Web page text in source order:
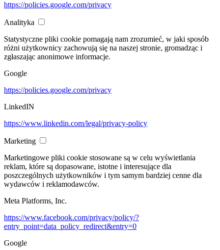
https://policies.google.com/privacy
Analityka
Statystyczne pliki cookie pomagają nam zrozumieć, w jaki sposób
różni użytkownicy zachowują się na naszej stronie, gromadząc i
zgłaszając anonimowe informacje.
Google
https://policies.google.com/privacy
LinkedIN
https://www.linkedin.com/legal/privacy-policy
Marketing
Marketingowe pliki cookie stosowane są w celu wyświetlania
reklam, które są dopasowane, istotne i interesujące dla
poszczególnych użytkowników i tym samym bardziej cenne dla
wydawców i reklamodawców.
Meta Platforms, Inc.
https://www.facebook.com/privacy/policy/?
entry_point=data_policy_redirect&entry=0
Google